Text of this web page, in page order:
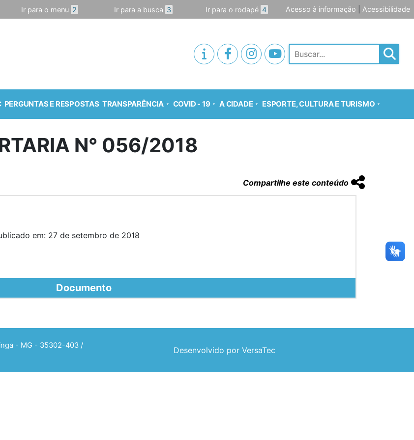
Ir para o menu 2 Ir para a busca 3 Ir para o rodapé 4 Acesso à informação Acessibilidade
Pesquisar
PERGUNTAS E RESPOSTAS TRANSPARÊNCIA COVID - 19 A CIDADE ESPORTE, CULTURA E TURISMO
N° 056/2018
Compartilhe este conteúdo
em: 27 de setembro de 2018
Documento
- MG - 35302-403 /
Desenvolvido por VersaTec